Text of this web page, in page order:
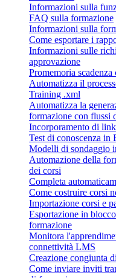
Informazioni sulla
FAQ sulla formazione
Informazioni sulla
Come esportare i
Informazioni sulle
approvazione
Promemoria scadenza
Automatizza il
Training .xml
Automatizza la
formazione con flussi
Incorporamento di
Test di conoscenza in
Modelli di sondaggio
Automazione della
dei corsi
Completa
Come costruire corsi
Importazione corsi e
Esportazione in
formazione
Monitora
connettività LMS
Creazione congiunta
Come inviare inviti